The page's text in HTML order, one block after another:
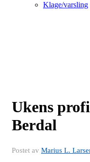
Klage/varsling
Ukens
Berdal
Postet av Marius L.